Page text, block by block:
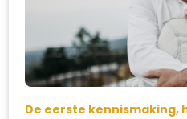
De eerste kennismaking,